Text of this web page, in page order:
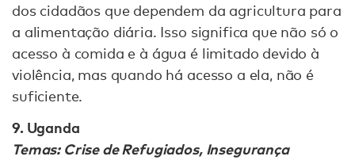
dos cidadãos que dependem da agricultura para
a alimentação diária. Isso significa que não só o
acesso à comida e à água é limitado devido à
violência, mas quando há acesso a ela, não é
suficiente.
9. Uganda
Temas: Crise de Refugiados, Insegurança